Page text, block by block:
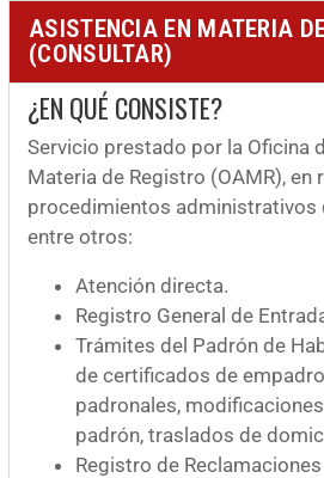
ASISTENCIA EN MATERIA
(CONSULTAR)
¿EN QUÉ CONSISTE?
Servicio prestado por la Oficina
Materia de Registro (OAMR), en
procedimientos administrativos
entre otros:
Atención directa.
Registro General de
Trámites del Padrón de
de certificados de
padronales,
padrón, traslados de
Registro de